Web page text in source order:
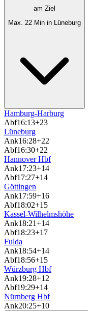
am Ziel
Max. 22 Min in Lüneburg
Hamburg-Harburg
Abf16:13+23
Lüneburg
Ank16:28+22
Abf16:30+22
Hannover Hbf
Ank17:23+14
Abf17:27+14
Göttingen
Ank17:59+16
Abf18:02+15
Kassel-Wilhelmshöhe
Ank18:21+14
Abf18:23+17
Fulda
Ank18:54+14
Abf18:56+15
Würzburg Hbf
Ank19:28+12
Abf19:29+14
Nürnberg Hbf
Ank20:25+10